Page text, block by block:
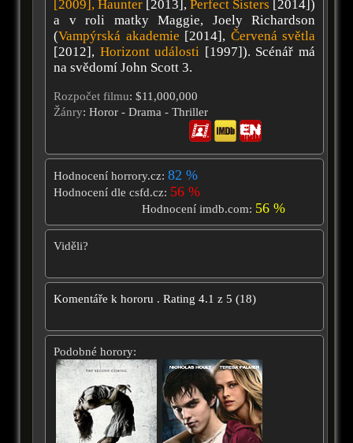
[2009],Haunter [2013],Perfect Sisters [2014])
a v roli matky Maggie, Joely Richardson
(Vampýrská akademie [2014], Červená světla
[2012], Horizont události [1997]). Scénář má
na svědomí John Scott 3.
Rozpočet filmu: $11,000,000
Žánry: Horor - Drama - Thriller
Hodnocení horrory.cz: 82 %
Hodnocení dle csfd.cz: 56 %
Hodnocení imdb.com: 56 %
Viděli?
Komentáře k hororu . Rating 4.1 z 5 (18)
Podobné horory: